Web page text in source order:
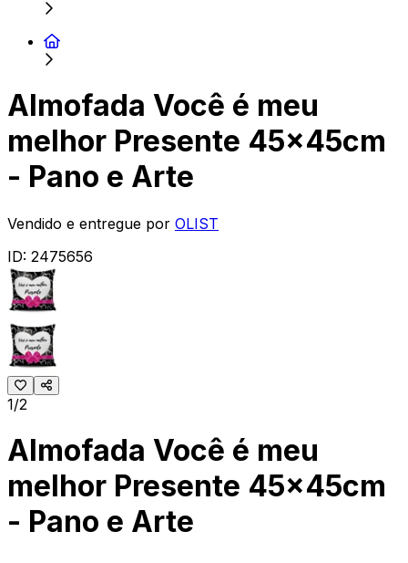
Almofada Você é meu
melhor Presente 45x45cm
- Pano e Arte
Vendido e entregue por OLIST
ID: 2475656
1/2
Almofada Você é meu
melhor Presente 45x45cm
- Pano e Arte